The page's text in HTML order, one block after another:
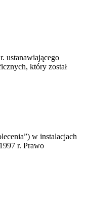
ustanawiającego
który został
w instalacjach
r. Prawo